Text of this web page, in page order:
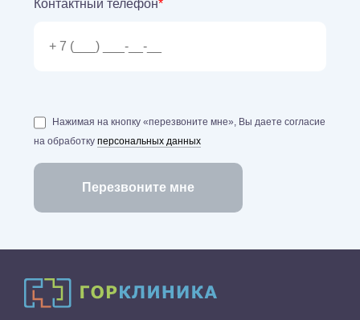
Контактный телефон*
Нажимая на кнопку «перезвоните мне», Вы даете согласие
на обработку персональных данных